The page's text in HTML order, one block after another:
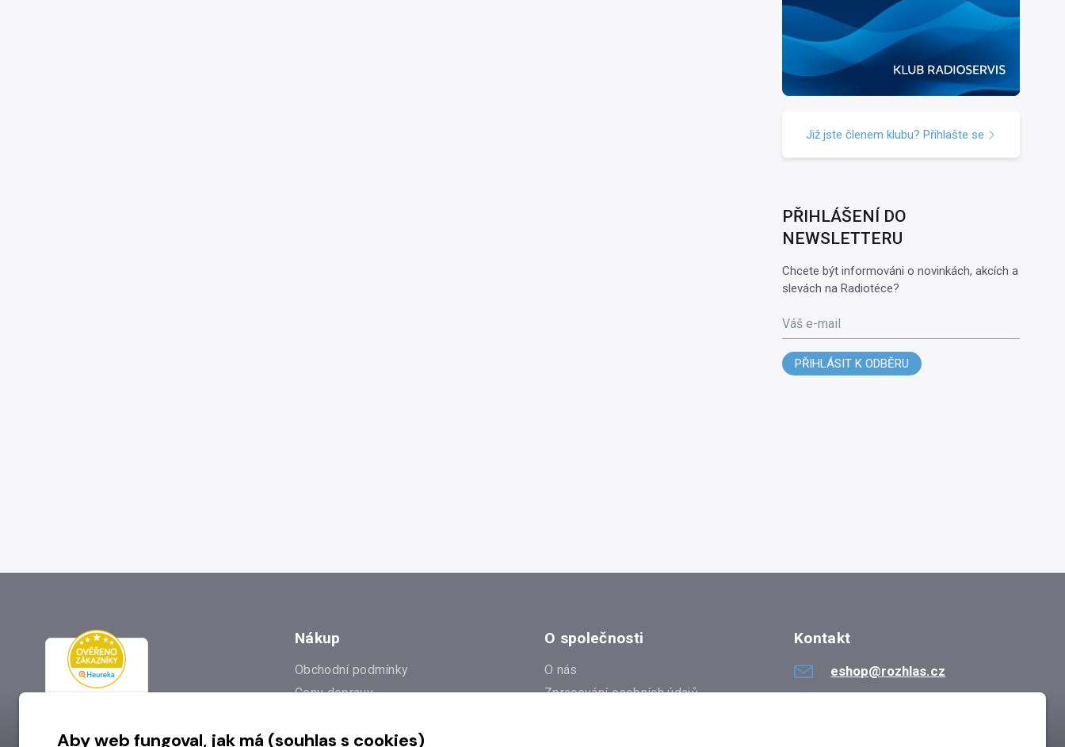
Již jste členem klubu? Přihlašte se
PŘIHLÁŠENÍ DO
NEWSLETTERU
Chcete být informováni o novinkách, akcích a
slevách na Radiotéce?
Váš e-mail
PŘIHLÁSIT K ODBĚRU
Nákup
Obchodní podmínky
Ceny dopravy
Prodejna
O společnosti
O nás
Zpracování osobních údajů
Kontakt
eshop@rozhlas.cz
Aby web fungoval, jak má (souhlas s cookies)